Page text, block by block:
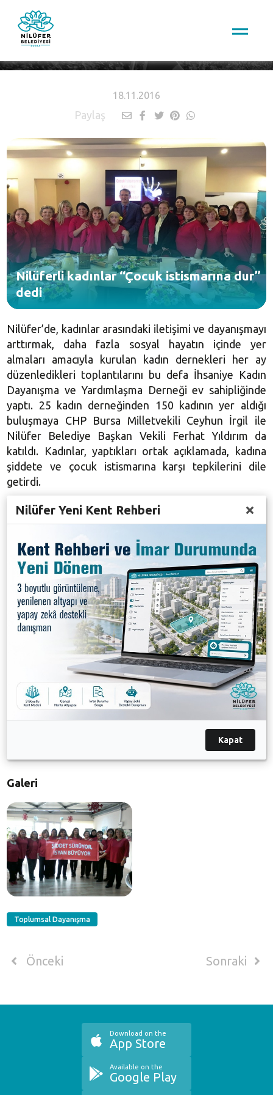
18.11.2016
Paylaş
Nilüferli kadınlar “Çocuk istismarına dur”
dedi
Nilüfer’de, kadınlar arasındaki iletişimi ve dayanışmayı
arttırmak, daha fazla sosyal hayatın içinde yer
almaları amacıyla kurulan kadın dernekleri her ay
düzenledikleri toplantılarını bu defa İhsaniye Kadın
Dayanışma ve Yardımlaşma Derneği ev sahipliğinde
yaptı. 25 kadın derneğinden 150 kadının yer aldığı
buluşmaya CHP Bursa Milletvekili Ceyhun İrgil ile
Nilüfer Belediye Başkan Vekili Ferhat Yıldırım da
katıldı. Kadınlar, yaptıkları ortak açıklamada, kadına
şiddete ve çocuk istismarına karşı tepkilerini dile
getirdi.
Toplantıya katılan Nilüfer Belediyesi Sosyal Destek
Hizmetleri Müdürlüğü Kadın ve Çocuk Hizmetleri
Birimi’nden sosyolog Gülbiz Alkan kadına yönelik
şiddet ve çocuk istismarına ilişkin çarpıcı bilgiler verdi.
CHP Bursa Milletvekili Ceyhun İrgil de kadınların daha
özgür bir dünyada tecavüz ve şiddet korkusu
yaşamadan varlıklarını sürdürebilmeleri için etkin
mücadele çağrısında bulundu. İrgil, kadınların
ekonomik özgürlüklerini kazanabilmeleri için daha
çok desteklenmeleri gerektiğinin de altını çizdi.
Nilüfer Belediyesi Başkan Vekili Ferhat Yıldırım da
Nilüfer Belediyesi’nin kadınların hayatın her
aşamasında daha güçlü olmaları için her zaman çaba
gösterdiklerini ve bu çalışmaların devam edeceğini
Galeri
Toplumsal Dayanışma
Önceki Sonraki
Download on the
App Store
Available on the
Google Play
Nilüfer Yeni Kent Rehberi
Kapat